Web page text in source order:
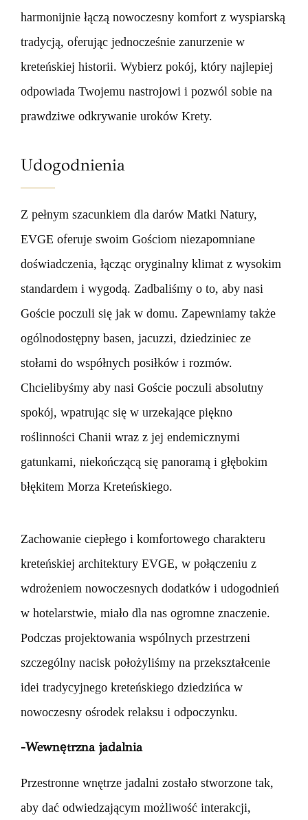
harmonijnie łączą nowoczesny komfort z wyspiarską
tradycją, oferując jednocześnie zanurzenie w
kreteńskiej historii. Wybierz pokój, który najlepiej
odpowiada Twojemu nastrojowi i pozwól sobie na
prawdziwe odkrywanie uroków Krety.
Udogodnienia
Z pełnym szacunkiem dla darów Matki Natury,
EVGE oferuje swoim Gościom niezapomniane
doświadczenia, łącząc oryginalny klimat z wysokim
standardem i wygodą. Zadbaliśmy o to, aby nasi
Goście poczuli się jak w domu. Zapewniamy także
ogólnodostępny basen, jacuzzi, dziedziniec ze
stołami do współnych posiłków i rozmów.
Chcielibyśmy aby nasi Goście poczuli absolutny
spokój, wpatrując się w urzekające piękno
roślinności Chanii wraz z jej endemicznymi
gatunkami, niekończącą się panoramą i głębokim
błękitem Morza Kreteńskiego.
Zachowanie ciepłego i komfortowego charakteru
kreteńskiej architektury EVGE, w połączeniu z
wdrożeniem nowoczesnych dodatków i udogodnień
w hotelarstwie, miało dla nas ogromne znaczenie.
Podczas projektowania wspólnych przestrzeni
szczególny nacisk położyliśmy na przekształcenie
idei tradycyjnego kreteńskiego dziedzińca w
nowoczesny ośrodek relaksu i odpoczynku.
-Wewnętrzna jadalnia
Przestronne wnętrze jadalni zostało stworzone tak,
aby dać odwiedzającym możliwość interakcji,